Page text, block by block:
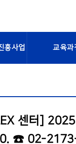
흥사업 교육과
센터]
☎ 02-